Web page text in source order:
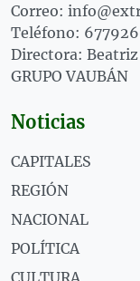
Correo:
Teléfono:
Directora: Beatriz
GRUPO VAUBÁN
Noticias
CAPITALES
REGIÓN
NACIONAL
POLÍTICA